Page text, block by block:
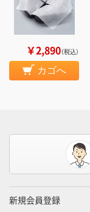
￥2,890（税込）
カゴへ
新規会員登録